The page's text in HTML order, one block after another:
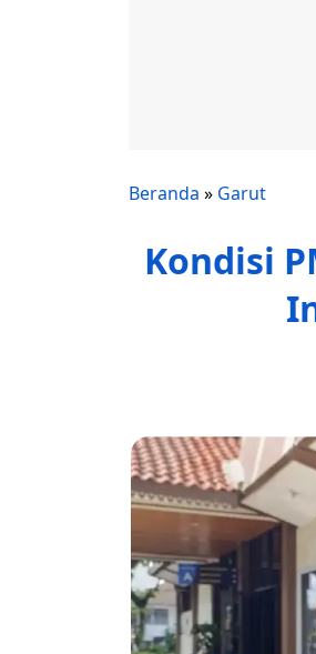
Beranda » Garut
Kondisi